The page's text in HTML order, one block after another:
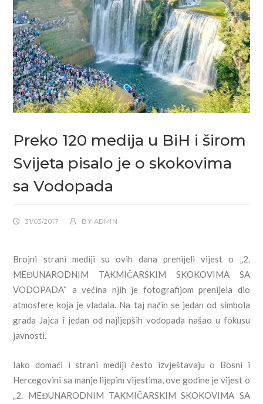
Preko 120 medija u BiH i širom
Svijeta pisalo je o skokovima
sa Vodopada
31/03/2017 BY ADMIN
Brojni strani mediji su ovih dana prenijeli vijest o „2.
MEĐUNARODNIM TAKMIČARSKIM SKOKOVIMA SA
VODOPADA“ a većina njih je fotografijom prenijela dio
atmosfere koja je vladala. Na taj način se jedan od simbola
grada Jajca i jedan od najljepših vodopada našao u fokusu
javnosti.
Iako domaći i strani mediji često izvještavaju o Bosni i
Hercegovini sa manje lijepim vijestima, ove godine je vijest o
„2. MEĐUNARODNIM TAKMIČARSKIM SKOKOVIMA SA